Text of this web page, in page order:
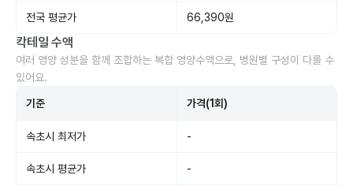
전국 평균가 66,390원
칵테일 수액
여러 영양 성분을 함께 조합하는 복합 영양수액으로, 병원별 구성이 다를 수
있어요.
기준 가격(1회)
속초시 최저가 -
속초시 평균가 -